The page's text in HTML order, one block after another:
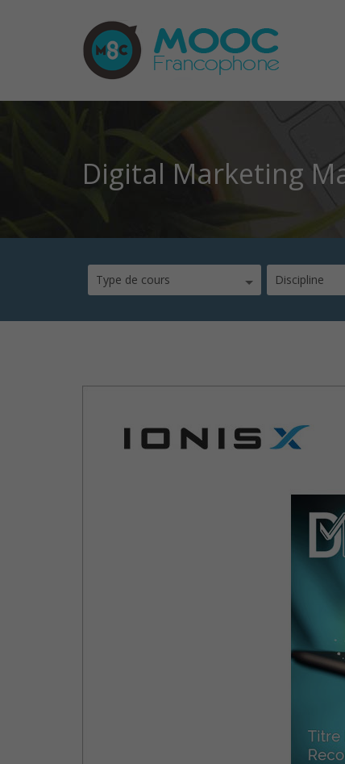
Digital Marketing
Type de cours Discipline